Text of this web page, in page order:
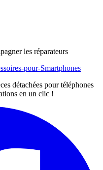
les réparateurs
détachées pour téléphones
en un clic !